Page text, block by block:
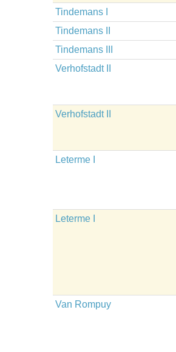
Tindemans I
Tindemans II
Tindemans III
Verhofstadt II
Verhofstadt II
Leterme I
Leterme I
Van Rompuy